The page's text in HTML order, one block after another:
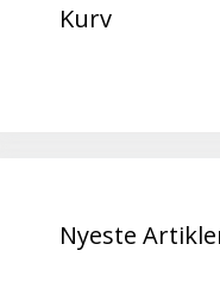
Kurv
Nyeste